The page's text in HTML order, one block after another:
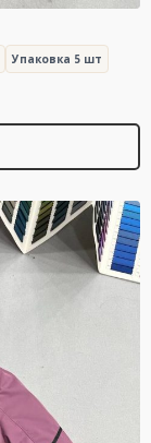
Упаковка 5 шт